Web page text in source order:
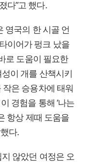
다”고 했다.
영국의 한 시골 언
이어가 펑크 났을
로 도움이 필요한
이 개를 산책시키
은 승용차에 태워
경험을 통해 ‘나는
항상 제때 도움을
다.
않았던 여정은 오